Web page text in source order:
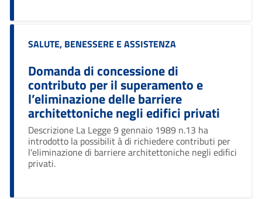
Categoria:
SALUTE, BENESSERE E ASSISTENZA
Domanda di concessione di
contributo per il superamento e
l’eliminazione delle barriere
architettoniche negli edifici privati
Descrizione La Legge 9 gennaio 1989 n.13 ha
introdotto la possibilit à di richiedere contributi per
l'eliminazione di barriere architettoniche negli edifici
privati.